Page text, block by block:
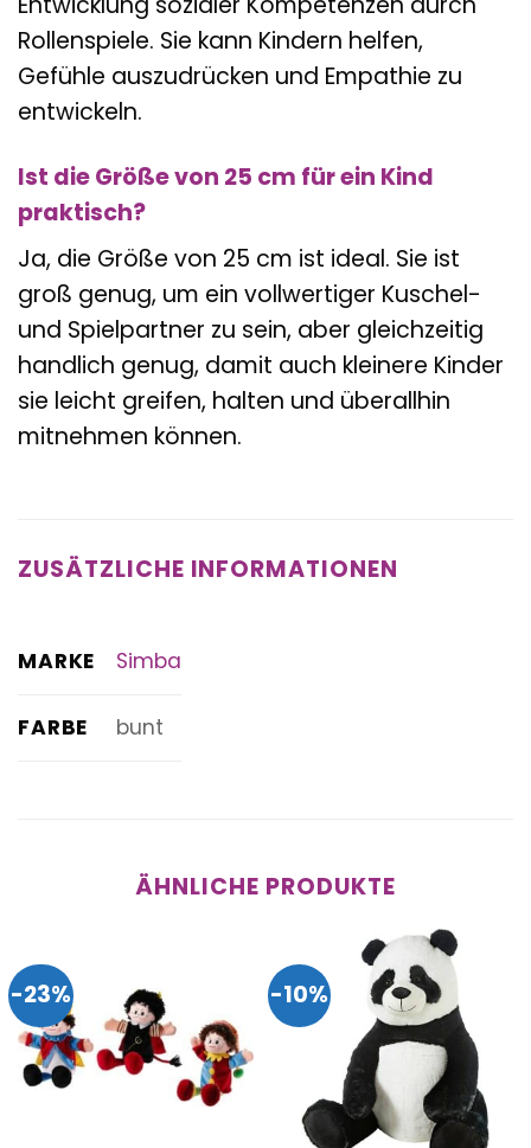
Rollenspiele. Sie kann Kindern helfen,
Gefühle auszudrücken und Empathie zu
entwickeln.
Ist die Größe von 25 cm für ein Kind
praktisch?
Ja, die Größe von 25 cm ist ideal. Sie ist
groß genug, um ein vollwertiger Kuschel-
und Spielpartner zu sein, aber gleichzeitig
handlich genug, damit auch kleinere Kinder
sie leicht greifen, halten und überallhin
mitnehmen können.
ZUSÄTZLICHE INFORMATIONEN
MARKE Simba
FARBE bunt
ÄHNLICHE PRODUKTE
-23% -10%